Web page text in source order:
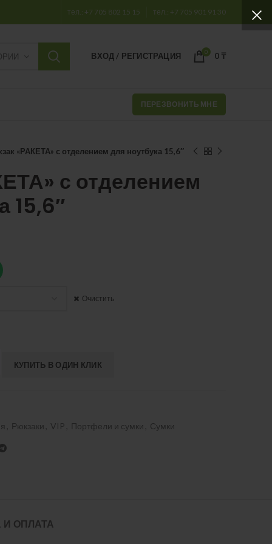
тел.: +7 705 802 15 15 тел.: +7 705 901 91 30
ВХОД / РЕГИСТРАЦИЯ 0 0 ₸
ПЕРЕЗВОНИТЬ МНЕ
«РАКЕТА» с отделением для ноутбука 15,6″
с отделением
15,6″
Очистить
КУПИТЬ В ОДИН КЛИК
Рюкзаки VIP Портфели и сумки Сумки
ОПЛАТА